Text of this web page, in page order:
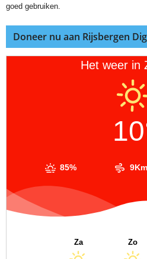
goed gebruiken.
Doneer nu aan Rijsbergen
Het weer in
85%
Za Zo